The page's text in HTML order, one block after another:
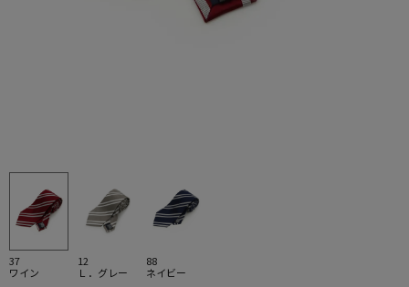
37
ワイン
12
Ｌ．グレー
88
ネイビー